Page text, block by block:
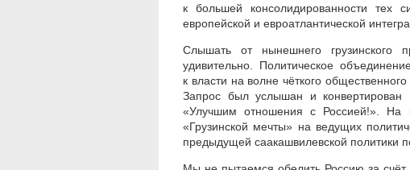
к большей консолидированности тех
европейской и евроатлантической
Слышать от нынешнего грузинского
удивительно. Политическое
к власти на волне чёткого
Запрос был услышан и
«Улучшим отношения с Россией!». На
«Грузинской мечты» на ведущих
предыдущей саакашвилевской политики